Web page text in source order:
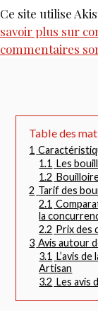
Ce site utilise
savoir plus sur
commentaires
Table des
1
1.1 Les
1.2
2 Tarif des
2.1
la
2.2 Prix des
3 Avis autour
3.1 L’avis
Artisan
3.2 Les avis